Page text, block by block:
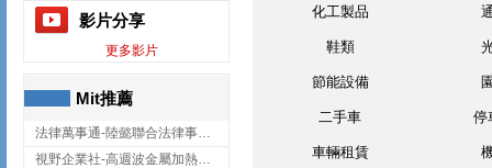
影片分享
更多影片
Mit推薦
法律萬事通-陸懿聯合法律事務所
視野企業社-高週波金屬加熱設備,彰化高週波金屬加熱設備
化工製品
鞋類
節能設備
二手車 停
車輛租賃